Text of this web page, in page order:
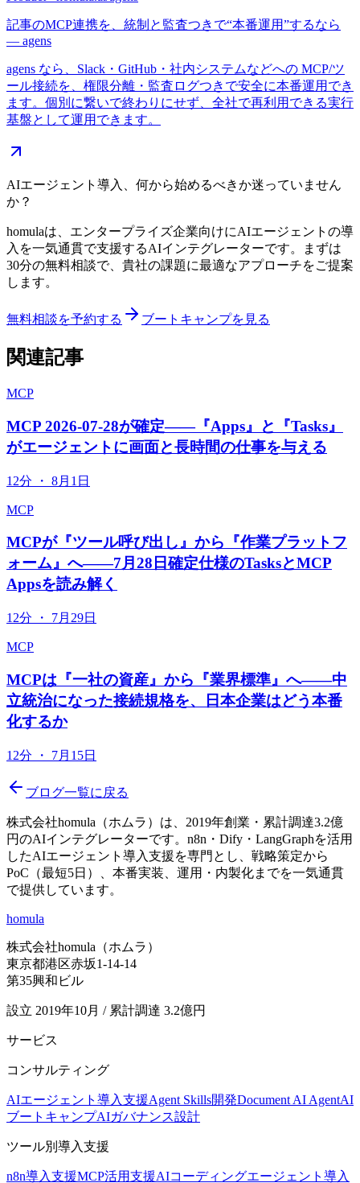
記事のMCP連携を、統制と監査つきで“本番運用”するなら
— agens
agens なら、Slack・GitHub・社内システムなどへの MCP/ツ
ール接続を、権限分離・監査ログつきで安全に本番運用でき
ます。個別に繋いで終わりにせず、全社で再利用できる実行
基盤として運用できます。
AIエージェント導入、何から始めるべきか迷っていません
か？
homulaは、エンタープライズ企業向けにAIエージェントの導
入を一気通貫で支援するAIインテグレーターです。まずは
30分の無料相談で、貴社の課題に最適なアプローチをご提案
します。
無料相談を予約する ブートキャンプを見る
関連記事
MCP
MCP 2026-07-28が確定——『Apps』と『Tasks』
がエージェントに画面と長時間の仕事を与える
12分 ・ 8月1日
MCP
MCPが『ツール呼び出し』から『作業プラットフ
ォーム』へ——7月28日確定仕様のTasksとMCP
Appsを読み解く
12分 ・ 7月29日
MCP
MCPは『一社の資産』から『業界標準』へ——中
立統治になった接続規格を、日本企業はどう本番
化するか
12分 ・ 7月15日
ブログ一覧に戻る
株式会社homula（ホムラ）は、2019年創業・累計調達3.2億
円のAIインテグレーターです。n8n・Dify・LangGraphを活用
したAIエージェント導入支援を専門とし、戦略策定から
PoC（最短5日）、本番実装、運用・内製化までを一気通貫
で提供しています。
homula
株式会社homula（ホムラ）
東京都港区赤坂1-14-14
第35興和ビル
設立 2019年10月 / 累計調達 3.2億円
サービス
コンサルティング
AIエージェント導入支援Agent Skills開発Document AI AgentAI
ブートキャンプAIガバナンス設計
ツール別導入支援
n8n導入支援MCP活用支援AIコーディングエージェント導入